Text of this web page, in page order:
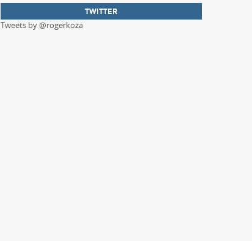
TWITTER
Tweets by @rogerkoza